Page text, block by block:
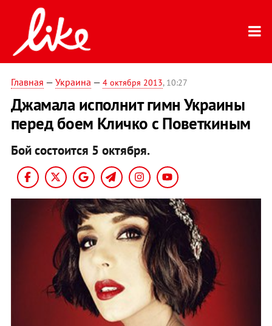
Главная — Украина — 4 октября 2013, 10:27
Джамала исполнит гимн Украины
перед боем Кличко c Поветкиным
Бой состоится 5 октября.